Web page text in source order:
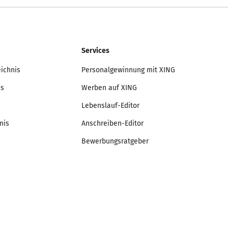
Services
Personalgewinnung mit XING
Werben auf XING
Lebenslauf-Editor
Anschreiben-Editor
Bewerbungsratgeber